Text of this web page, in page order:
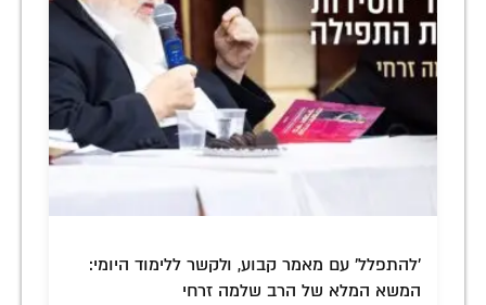
'להתפלל' עם מאמר קבוע, ולקשר ללימוד היומי:
המשא המלא של הרב שלמה זרחי